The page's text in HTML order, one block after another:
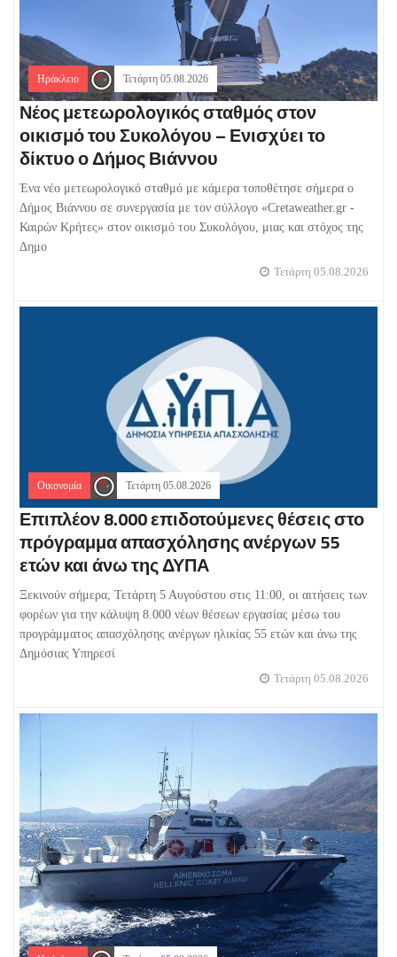
Ηράκλειο Τετάρτη 05.08.2026
Νέος μετεωρολογικός σταθμός στον
οικισμό του Συκολόγου – Ενισχύει το
δίκτυο ο Δήμος Βιάννου
Ένα νέο μετεωρολογικό σταθμό με κάμερα τοποθέτησε σήμερα ο
Δήμος Βιάννου σε συνεργασία με τον σύλλογο «Cretaweather.gr -
Καιρών Κρήτες» στον οικισμό του Συκολόγου, μιας και στόχος της
Δημο
Τετάρτη 05.08.2026
Οικονομία Τετάρτη 05.08.2026
Επιπλέον 8.000 επιδοτούμενες θέσεις στο
πρόγραμμα απασχόλησης ανέργων 55
ετών και άνω της ΔΥΠΑ
Ξεκινούν σήμερα, Τετάρτη 5 Αυγούστου στις 11:00, οι αιτήσεις των
φορέων για την κάλυψη 8.000 νέων θέσεων εργασίας μέσω του
προγράμματος απασχόλησης ανέργων ηλικίας 55 ετών και άνω της
Δημόσιας Υπηρεσί
Τετάρτη 05.08.2026